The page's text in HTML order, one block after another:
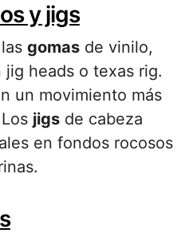
y jigs
gomas de vinilo,
heads o texas rig.
un movimiento más
jigs de cabeza
en fondos rocosos